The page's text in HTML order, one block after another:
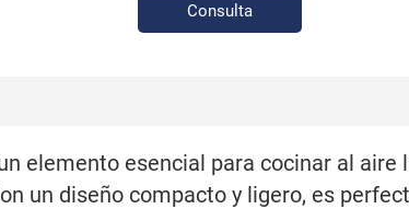
Consulta
elemento esencial para cocinar al aire
un diseño compacto y ligero, es